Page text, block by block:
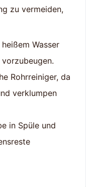
zu vermeiden,
Wasser
Rohrreiniger, da
verklumpen
in Spüle und